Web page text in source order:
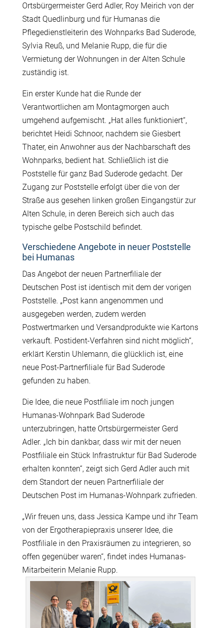
Ortsbürgermeister Gerd Adler, Roy Meirich von der
Stadt Quedlinburg und für Humanas die
Pflegedienstleiterin des Wohnparks Bad Suderode,
Sylvia Reuß, und Melanie Rupp, die für die
Vermietung der Wohnungen in der Alten Schule
zuständig ist.
Ein erster Kunde hat die Runde der
Verantwortlichen am Montagmorgen auch
umgehend aufgemischt. „Hat alles funktioniert“,
berichtet Heidi Schnoor, nachdem sie Giesbert
Thater, ein Anwohner aus der Nachbarschaft des
Wohnparks, bedient hat. Schließlich ist die
Poststelle für ganz Bad Suderode gedacht. Der
Zugang zur Poststelle erfolgt über die von der
Straße aus gesehen linken großen Eingangstür zur
Alten Schule, in deren Bereich sich auch das
typische gelbe Postschild befindet.
Verschiedene Angebote in neuer Poststelle
bei Humanas
Das Angebot der neuen Partnerfiliale der
Deutschen Post ist identisch mit dem der vorigen
Poststelle. „Post kann angenommen und
ausgegeben werden, zudem werden
Postwertmarken und Versandprodukte wie Kartons
verkauft. Postident-Verfahren sind nicht möglich“,
erklärt Kerstin Uhlemann, die glücklich ist, eine
neue Post-Partnerfiliale für Bad Suderode
gefunden zu haben.
Die Idee, die neue Postfiliale im noch jungen
Humanas-Wohnpark Bad Suderode
unterzubringen, hatte Ortsbürgermeister Gerd
Adler. „Ich bin dankbar, dass wir mit der neuen
Postfiliale ein Stück Infrastruktur für Bad Suderode
erhalten konnten“, zeigt sich Gerd Adler auch mit
dem Standort der neuen Partnerfiliale der
Deutschen Post im Humanas-Wohnpark zufrieden.
„Wir freuen uns, dass Jessica Kampe und ihr Team
von der Ergotherapiepraxis unserer Idee, die
Postfiliale in den Praxisräumen zu integrieren, so
offen gegenüber waren“, findet indes Humanas-
Mitarbeiterin Melanie Rupp.